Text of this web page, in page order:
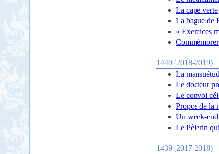
La cape verte
La bague de
« Exercices
1440 (2018-2019)
La
Le docteur
Le convoi
Propos de la
Un week-
Le Pèlerin
1439 (2017-2018)